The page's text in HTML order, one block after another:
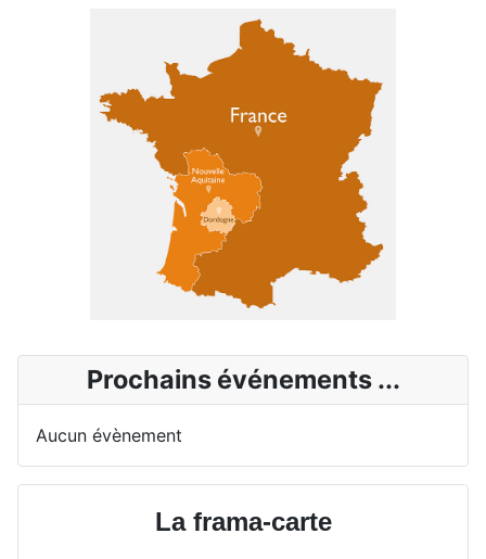
Prochains événements ...
Aucun évènement
La frama-carte